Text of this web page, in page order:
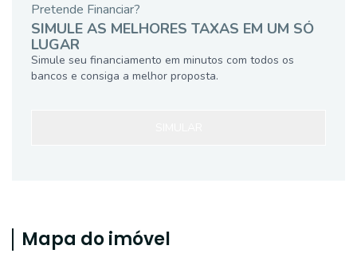
Pretende Financiar?
SIMULE AS MELHORES TAXAS EM UM SÓ
LUGAR
Simule seu financiamento em minutos com todos os
bancos e consiga a melhor proposta.
Mapa do imóvel